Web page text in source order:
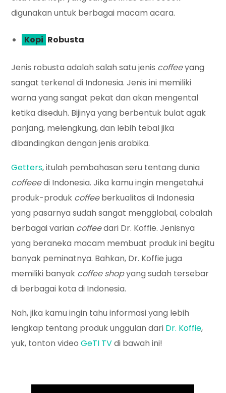
digunakan untuk berbagai macam acara.
Kopi Robusta
Jenis robusta adalah salah satu jenis coffeeyang
sangat terkenal di Indonesia. Jenis ini memiliki
warna yang sangat pekat dan akan mengental
ketika diseduh. Bijinya yang berbentuk bulat agak
panjang, melengkung, dan lebih tebal jika
dibandingkan dengan jenis arabika.
Getters, itulah pembahasan seru tentang dunia
coffeeedi Indonesia. Jika kamu ingin mengetahui
produk-produk coffeeberkualitas di Indonesia
yang pasarnya sudah sangat mengglobal, cobalah
berbagai varian coffeedari Dr. Koffie. Jenisnya
yang beraneka macam membuat produk ini begitu
banyak peminatnya. Bahkan, Dr. Koffie juga
memiliki banyak coffee shopyang sudah tersebar
di berbagai kota di Indonesia.
Nah, jika kamu ingin tahu informasi yang lebih
lengkap tentang produk unggulan dari Dr. Koffie,
yuk, tonton videoGeTI TVdi bawah ini!